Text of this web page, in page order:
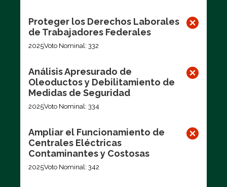
Proteger los Derechos Laborales
de Trabajadores Federales
2025Voto Nominal: 332
Análisis Apresurado de
Oleoductos y Debilitamiento de
Medidas de Seguridad
2025Voto Nominal: 334
Ampliar el Funcionamiento de
Centrales Eléctricas
Contaminantes y Costosas
2025Voto Nominal: 342